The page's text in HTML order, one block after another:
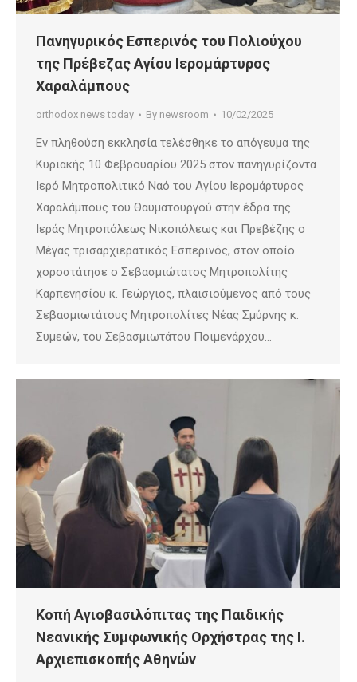
Πανηγυρικός Εσπερινός του Πολιούχου
της Πρέβεζας Αγίου Ιερομάρτυρος
Χαραλάμπους
orthodox news today By newsroom 10/02/2025
Εν πληθούση εκκλησία τελέσθηκε το απόγευμα της
Κυριακής 10 Φεβρουαρίου 2025 στον πανηγυρίζοντα
Ιερό Μητροπολιτικό Ναό του Αγίου Ιερομάρτυρος
Χαραλάμπους του Θαυματουργού στην έδρα της
Ιεράς Μητροπόλεως Νικοπόλεως και Πρεβέζης ο
Μέγας τρισαρχιερατικός Εσπερινός, στον οποίο
χοροστάτησε ο Σεβασμιώτατος Μητροπολίτης
Καρπενησίου κ. Γεώργιος, πλαισιούμενος από τους
Σεβασμιωτάτους Μητροπολίτες Νέας Σμύρνης κ.
Συμεών, του Σεβασμιωτάτου Ποιμενάρχου…
Κοπή Αγιοβασιλόπιτας της Παιδικής
Νεανικής Συμφωνικής Ορχήστρας της Ι.
Αρχιεπισκοπής Αθηνών